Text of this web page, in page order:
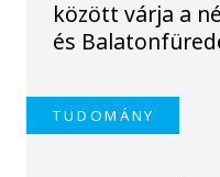
között várja a
és
TUDOMÁNY